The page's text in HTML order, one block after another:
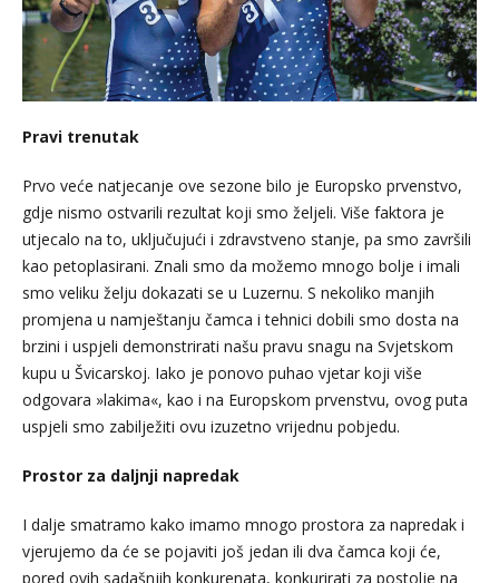
Pravi trenutak
Prvo veće natjecanje ove sezone bilo je Europsko prvenstvo,
gdje nismo ostvarili rezultat koji smo željeli. Više faktora je
utjecalo na to, uključujući i zdravstveno stanje, pa smo završili
kao petoplasirani. Znali smo da možemo mnogo bolje i imali
smo veliku želju dokazati se u Luzernu. S nekoliko manjih
promjena u namještanju čamca i tehnici dobili smo dosta na
brzini i uspjeli demonstrirati našu pravu snagu na Svjetskom
kupu u Švicarskoj. Iako je ponovo puhao vjetar koji više
odgovara »lakima«, kao i na Europskom prvenstvu, ovog puta
uspjeli smo zabilježiti ovu izuzetno vrijednu pobjedu.
Prostor za daljnji napredak
I dalje smatramo kako imamo mnogo prostora za napredak i
vjerujemo da će se pojaviti još jedan ili dva čamca koji će,
pored ovih sadašnjih konkurenata, konkurirati za postolje na